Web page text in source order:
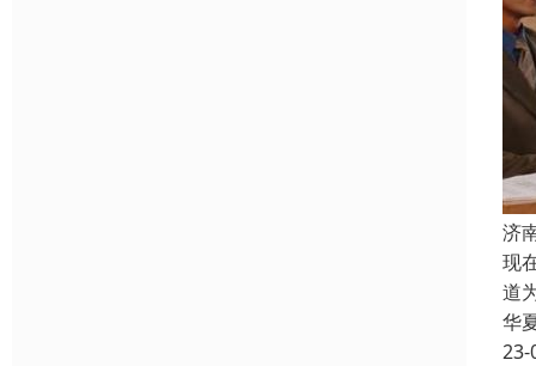
济
现
道
华
23-